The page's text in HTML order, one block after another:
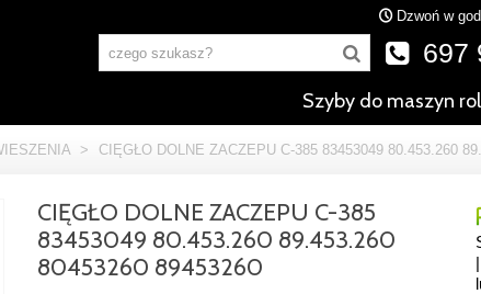
Dzwoń w
697
Szyby do maszyn
> CIĘGŁO DOLNE ZACZEPU C-385 83453049 80.453.260
CIĘGŁO DOLNE ZACZEPU C-385
83453049 80.453.260 89.453.260
80453260 89453260